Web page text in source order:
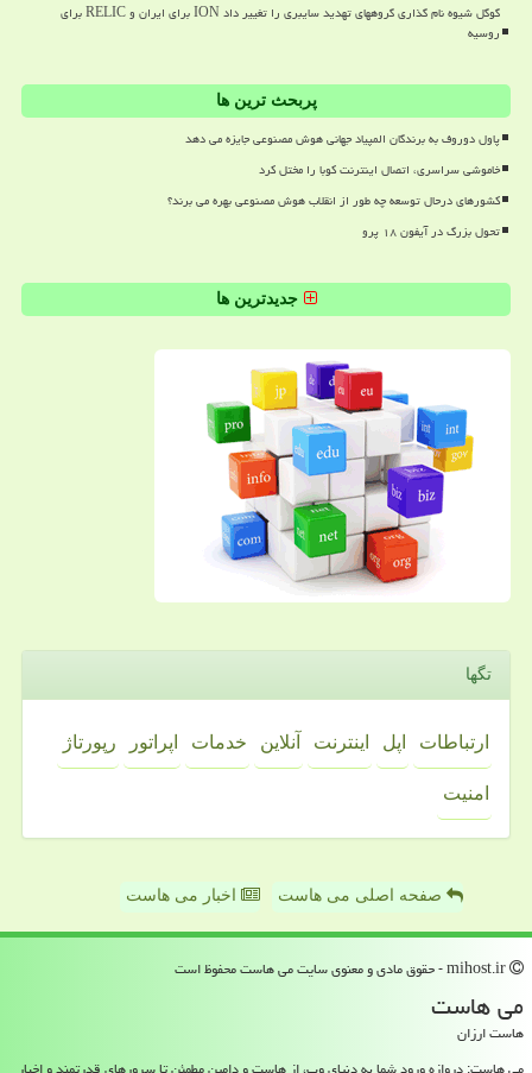
گوگل شیوه نام گذاری گروههای تهدید سایبری را تغییر داد ION برای ایران و RELIC برای
روسیه
پربحث ترین ها
پاول دوروف به برندگان المپیاد جهانی هوش مصنوعی جایزه می دهد
خاموشی سراسری، اتصال اینترنت کوبا را مختل کرد
کشورهای درحال توسعه چه طور از انقلاب هوش مصنوعی بهره می برند؟
تحول بزرگ در آیفون ۱۸ پرو
جدیدترین ها
تگها
ارتباطات اپل اینترنت آنلاین خدمات اپراتور رپورتاژ
امنیت
صفحه اصلی می هاست اخبار می هاست
می هاست
هاست ارزان